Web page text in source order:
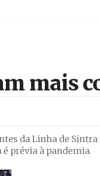
mais
da Linha de Sintra
prévia à pandemia.